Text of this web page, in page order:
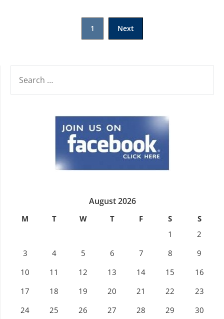
1 Next
FOR:
August 2026
M T W T F S
S
1
2
3
4 5 6 7 8
9
10
11 12 13 14 15
16
17
18 19 20 21 22
23
24
25 26 27 28 29
30